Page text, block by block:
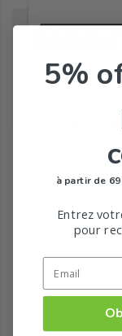
Tous les
5%
à partir de
Entrez
pour